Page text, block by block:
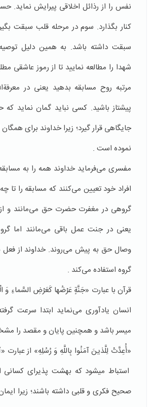
نفس را از رذائل اخلاقی پیرایش نماید.
کنار بگذارد. سوم در مرحله قلب سبقت
سبقت داشته باشد. به همین دلیل
شهدا را مطالعه نمایید تا از رموز عاشقی
مرتبه روح مسابقه بدهید یعنی در
پیشتاز باشید. کسی نباید گمان نماید
جایگاهی قرار گیرد؛ زیرا خداوند برای
نموده است .
مفسری می‌فرماید خداوند همه را به
افراد خود تعیین می‌کنند که مسابقه را تا
گروهی در مغفرت حضرت حق می‌مانند و از
یعنی در جنت عمل باقی می‌مانند اما
وصال حق به پیش می‌روند. خداوند از فعل
گروه استفاده می‌کند .
قرآن با عبارت «جَنَّةٍ عَرْضُها كَعَرْضِ السَّماءِ وَ
انسان یادآوری می‌نماید ابتدا سرعت
میسر باشد و همچنین پایان و مقصد را
«أُعِدَّتْ لِلَّذينَ آمَنُوا بِاللَّهِ وَ رُسُلِهِ» از عبارت
استباط میشود که بهشت پذیرای کسانی
صحیح فکری و قلبی داشته باشند؛ زیرا